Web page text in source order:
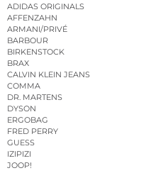
ADIDAS ORIGINALS
AFFENZAHN
ARMANI/PRIVÉ
BARBOUR
BIRKENSTOCK
BRAX
CALVIN KLEIN JEANS
COMMA
DR. MARTENS
DYSON
ERGOBAG
FRED PERRY
GUESS
IZIPIZI
JOOP!